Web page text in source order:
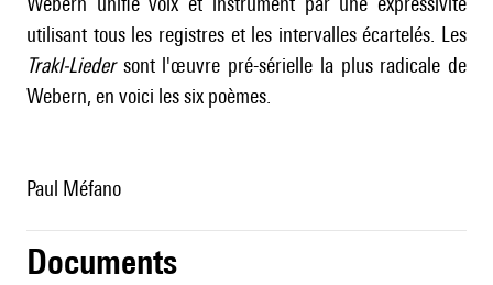
utilisant tous les registres et les intervalles écartelés. Les
Trakl-Liedersont l'œuvre pré-sérielle la plus radicale de
Webern, en voici les six poèmes.
Paul Méfano
Documents